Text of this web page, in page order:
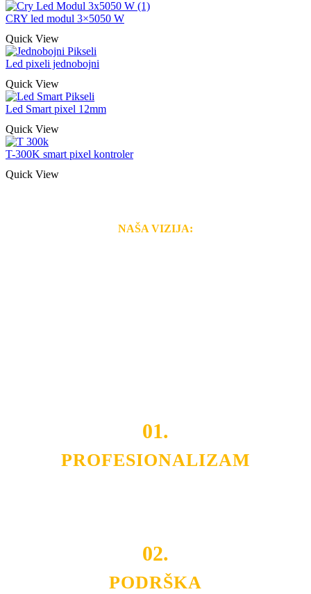
CRY led modul 3×5050 W
Quick View
Led pixeli jednobojni
Quick View
Led Smart pixel 12mm
Quick View
T-300K smart pixel kontroler
Quick View
NAŠA VIZIJA:
01.
PROFESIONALIZAM
02.
PODRŠKA